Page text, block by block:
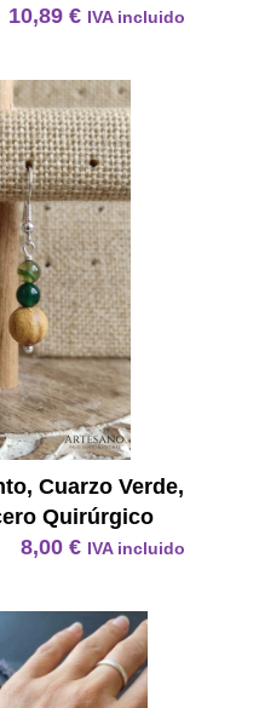
10,89 € IVA incluido
Cuarzo Verde,
Quirúrgico
8,00 € IVA incluido